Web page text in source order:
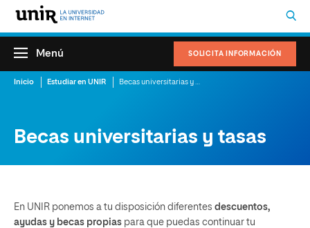
SOLICITA INFORMACIÓN
Menú
Inicio Estudiar en UNIR
Becas universitarias y tasas
En UNIR ponemos a tu disposición diferentes descuentos,
ayudas y becas propias para que puedas continuar tu